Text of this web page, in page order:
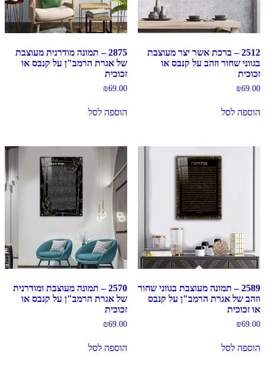
2512 – ברכת אשר יצר מעוצבת
בגווני שחור וזהב על קנבס או
זכוכית
₪69.00
הוספה לסל
2875 – תמונה מודרנית מעוצבת
של אגרת הרמב"ן על קנבס או
זכוכית
₪69.00
הוספה לסל
2589 – תמונה מעוצבת בגווני שחור
וזהב של אגרת הרמב"ן על קנבס
או זכוכית
₪69.00
הוספה לסל
2570 – תמונה מעוצבת ומודרנית
של אגרת הרמב"ן על קנבס או
זכוכית
₪69.00
הוספה לסל